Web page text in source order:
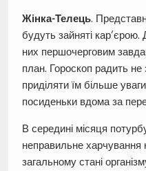
Жінка-Телець.
будуть зайняті
них першочерговим
план. Гороскоп радить не
приділяти їм більше
посиденьки вдома за
В середині місяця
неправильне харчування
загальному стані